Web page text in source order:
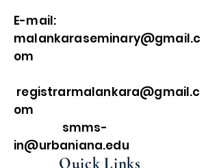
E-mail:
malankaraseminary@gmail.c
om
registrarmalankara@gmail.c
om
smms-
in@urbaniana.edu
Quick Links